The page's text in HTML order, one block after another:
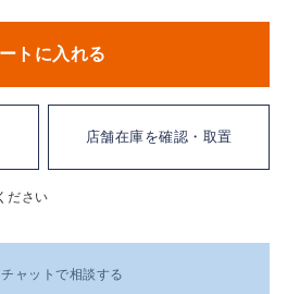
トに入れる
店舗在庫を確認・取置
ださい
チャットで相談する